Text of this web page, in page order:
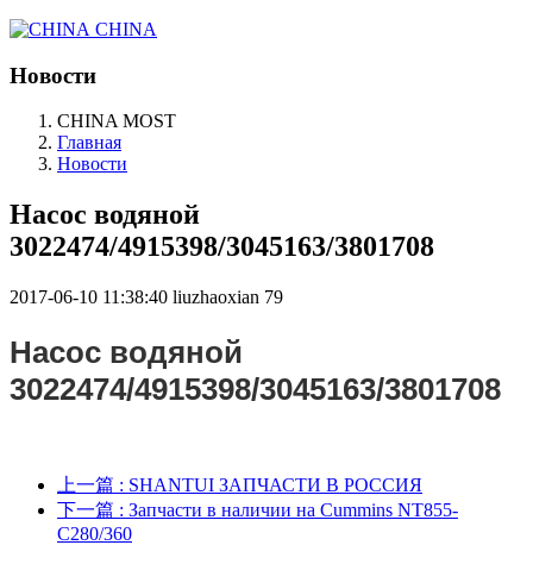
CHINA
Новости
CHINA MOST
Главная
Новости
Насос водяной
3022474/4915398/3045163/3801708
2017-06-10 11:38:40 liuzhaoxian 79
Насос водяной
3022474/4915398/3045163/3801708
上一篇 : SHANTUI ЗАПЧАСТИ В РОССИЯ
下一篇 : Запчасти в наличии на Cummins NT855-
C280/360